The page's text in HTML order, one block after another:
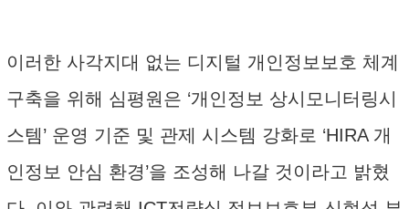
이러한 사각지대 없는 디지털 개인정보보호 체계
구축을 위해 심평원은 ‘개인정보 상시모니터링시
스템’ 운영 기준 및 관제 시스템 강화로 ‘HIRA 개
인정보 안심 환경’을 조성해 나갈 것이라고 밝혔